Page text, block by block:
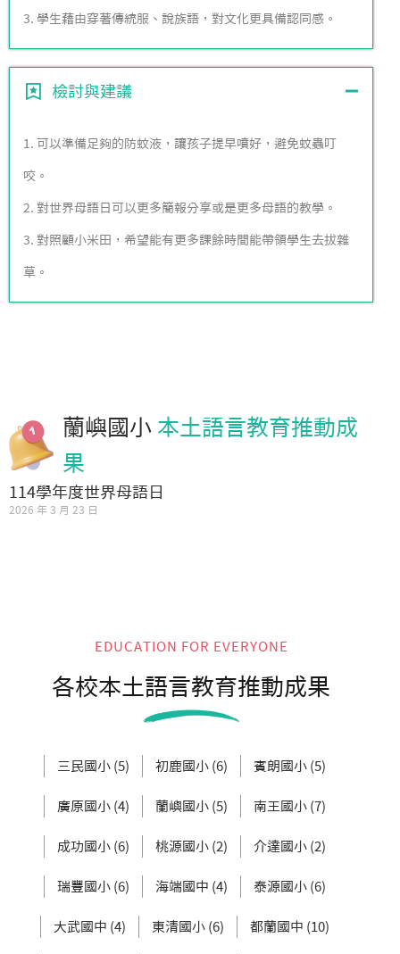
3. 學生藉由穿著傳統服、說族語，對文化更具備認同感。
檢討與建議
1. 可以準備足夠的防蚊液，讓孩子提早噴好，避免蚊蟲叮
咬。
2. 對世界母語日可以更多簡報分享或是更多母語的教學。
3. 對照顧小米田，希望能有更多課餘時間能帶領學生去拔雜
草。
蘭嶼國小 本土語言教育推動成
果
114學年度世界母語日
2026 年 3 月 23 日
EDUCATION FOR EVERYONE
各校本土語言教育推動成果
三民國小 (5) 初鹿國小 (6) 賓朗國小 (5)
廣原國小 (4) 蘭嶼國小 (5) 南王國小 (7)
成功國小 (6) 桃源國小 (2) 介達國小 (2)
瑞豐國小 (6) 海端國中 (4) 泰源國小 (6)
大武國中 (4) 東清國小 (6) 都蘭國中 (10)